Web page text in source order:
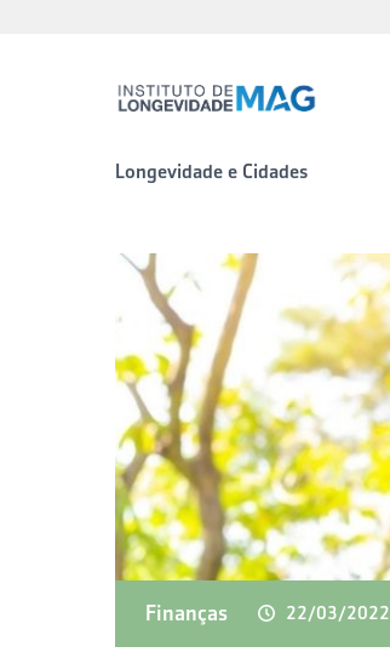
Longevidade e Cidades
Finanças 22/03/2022